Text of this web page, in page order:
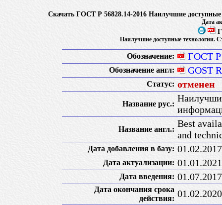
Скачать ГОСТ Р 56828.14-2016 Наилучшие
Дата
Наилучшие доступные технологии.
Обозначение: ГОСТ Р
Обозначение англ: GOST
Статус: отменен
Название рус.:
Название англ.:
Best
and
Дата добавления в базу: 01.02.2017
Дата актуализации: 01.01.2021
Дата введения: 01.07.2017
Дата окончания срока
действия: 01.02.2020